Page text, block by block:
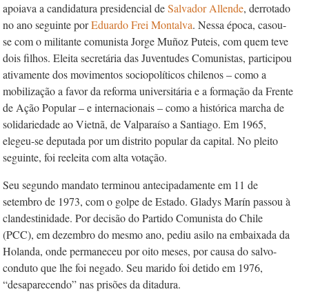
apoiava a candidatura presidencial deSalvadorAllende, derrotado
no ano seguinte porEduardo Frei Montalva. Nessa época, casou-
se com o militante comunista Jorge Muñoz Puteis, com quem teve
dois filhos. Eleita secretária das Juventudes Comunistas, participou
ativamente dos movimentos sociopolíticos chilenos – como a
mobilização a favor da reforma universitária e a formação da Frente
de Ação Popular – e internacionais – como a histórica marcha de
solidariedade ao Vietnã, de Valparaíso a Santiago. Em 1965,
elegeu-se deputada por um distrito popular da capital. No pleito
seguinte, foi reeleita com alta votação.
Seu segundo mandato terminou antecipadamente em 11 de
setembro de 1973, com o golpe de Estado. Gladys Marín passou à
clandestinidade. Por decisão do Partido Comunista do Chile
(PCC), em dezembro do mesmo ano, pediu asilo na embaixada da
Holanda, onde permaneceu por oito meses, por causa do salvo-
conduto que lhe foi negado. Seu marido foi detido em 1976,
“desaparecendo” nas prisões da ditadura.